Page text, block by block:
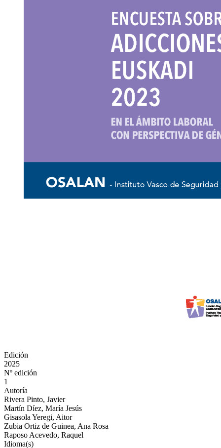
Edición
2025
Nº edición
1
Autoría
Rivera Pinto, Javier
Martín Díez, María Jesús
Gisasola Yeregi, Aitor
Zubia Ortiz de Guinea, Ana Rosa
Raposo Acevedo, Raquel
Idioma(s)